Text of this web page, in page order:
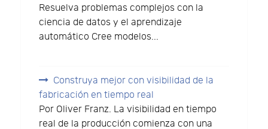
Resuelva problemas complejos con la
ciencia de datos y el aprendizaje
automático Cree modelos...
Construya mejor con visibilidad de la
fabricación en tiempo real
Por Oliver Franz. La visibilidad en tiempo
real de la producción comienza con una